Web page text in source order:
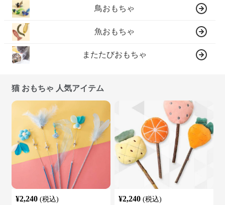
鳥おもちゃ
魚おもちゃ
またたびおもちゃ
猫 おもちゃ 人気アイテム
¥2,240 (税込) ¥2,240 (税込)